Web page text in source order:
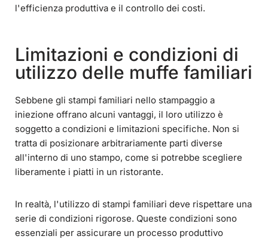
l'efficienza produttiva e il controllo dei costi.
Limitazioni e condizioni di
utilizzo delle muffe familiari
Sebbene gli stampi familiari nello stampaggio a
iniezione offrano alcuni vantaggi, il loro utilizzo è
soggetto a condizioni e limitazioni specifiche. Non si
tratta di posizionare arbitrariamente parti diverse
all'interno di uno stampo, come si potrebbe scegliere
liberamente i piatti in un ristorante.
In realtà, l'utilizzo di stampi familiari deve rispettare una
serie di condizioni rigorose. Queste condizioni sono
essenziali per assicurare un processo produttivo